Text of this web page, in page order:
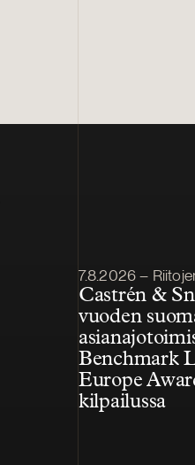
Julkaistu
7.8.2026 –
Castrén &
vuoden
Benchmark
Europe
kilpailussa